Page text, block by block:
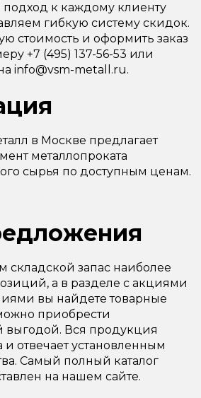
к каждому клиенту
гибкую систему скидок.
стоимость и оформить заказ
+7 (495) 137-56-53 или
info@vsm-metall.ru.
в Москве предлагает
металлопроката
сырья по доступным ценам.
запас наиболее
а в разделе с акциями
вы найдете товарные
приобрести
выгодой. Вся продукция
отвечает установленным
Самый полный каталог
на нашем сайте.